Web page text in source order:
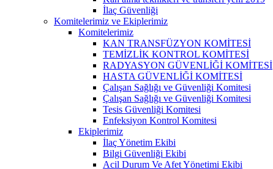
İlaç Güvenliği
Komitelerimiz ve Ekiplerimiz
Komitelerimiz
KAN TRANSFÜZYON KOMİTESİ
TEMİZLİK KONTROL KOMİTESİ
RADYASYON GÜVENLİĞİ KOMİTESİ
HASTA GÜVENLİĞİ KOMİTESİ
Çalışan Sağlığı ve Güvenliği Komitesi
Çalışan Sağlığı ve Güvenliği Komitesi
Tesis Güvenliği Komitesi
Enfeksiyon Kontrol Komitesi
Ekiplerimiz
İlaç Yönetim Ekibi
Bilgi Güvenliği Ekibi
Acil Durum Ve Afet Yönetimi Ekibi